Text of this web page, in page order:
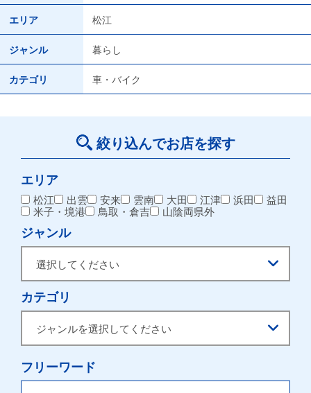
エリア 松江
ジャンル 暮らし
カテゴリ 車・バイク
絞り込んでお店を探す
エリア
松江 出雲 安来 雲南 大田 江津 浜田
益田
米子・境港
鳥取・倉吉 山陰両県外
ジャンル
カテゴリ
フリーワード